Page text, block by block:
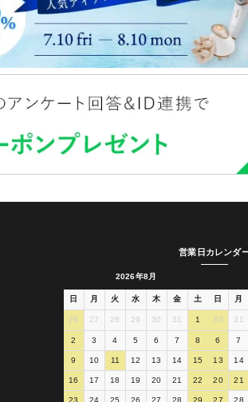
営業日カレンダ
2026年8月
日 月 火 水 木 金 土
26 27 28 29 30 31 1
2 3 4 5 6 7 8
9 10 11 12 13 14 15
16 17 18 19 20 21 22
23 24 25 26 27 28 29
日 月
30 31
6 7
13 14
20 21
27 28